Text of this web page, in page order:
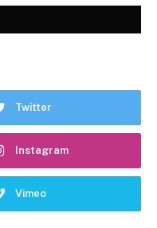
Twitter
Instagram
Vimeo